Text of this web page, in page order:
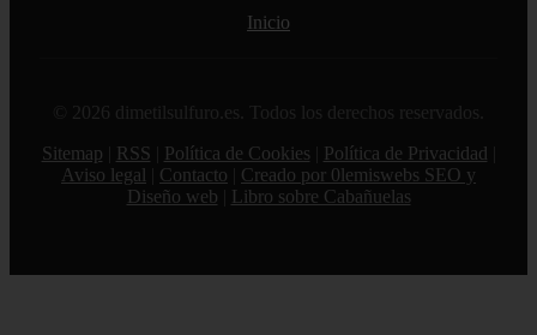
Inicio
© 2026 dimetilsulfuro.es. Todos los derechos reservados.
Sitemap
RSS Política de Cookies Política de Privacidad
Aviso legal
Contacto
Creado por 0lemiswebs SEO y
Diseño web
Libro sobre Cabañuelas